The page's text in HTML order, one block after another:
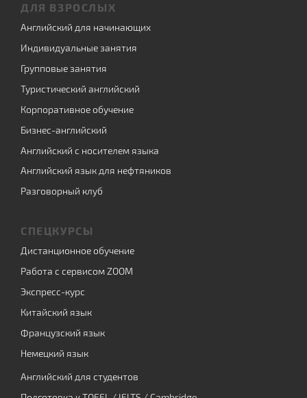
ДЛЯ ВЗРОСЛЫХ
Английский для начинающих
Индивидуальные занятия
Групповые занятия
Туристический английский
Корпоративное обучение
Бизнес-английский
Английский с носителем языка
Английский язык для нефтяников
Разговорный клуб
СПЕЦКУРСЫ
Дистанционное обучение
Работа с сервисом ZOOM
Экспресс-курс
Китайский язык
Французский язык
Немецкий язык
Английский для студентов